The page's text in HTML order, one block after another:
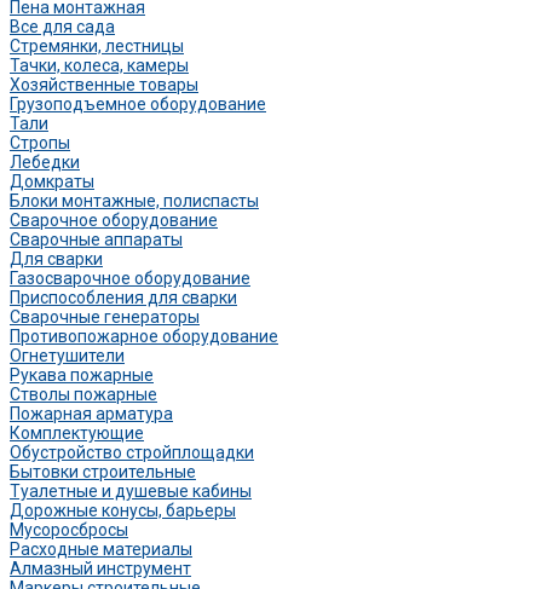
Пена монтажная
Все для сада
Стремянки, лестницы
Тачки, колеса, камеры
Хозяйственные товары
Грузоподъемное оборудование
Тали
Стропы
Лебедки
Домкраты
Блоки монтажные, полиспасты
Сварочное оборудование
Сварочные аппараты
Для сварки
Газосварочное оборудование
Приспособления для сварки
Сварочные генераторы
Противопожарное оборудование
Огнетушители
Рукава пожарные
Стволы пожарные
Пожарная арматура
Комплектующие
Обустройство стройплощадки
Бытовки строительные
Туалетные и душевые кабины
Дорожные конусы, барьеры
Мусоросбросы
Расходные материалы
Алмазный инструмент